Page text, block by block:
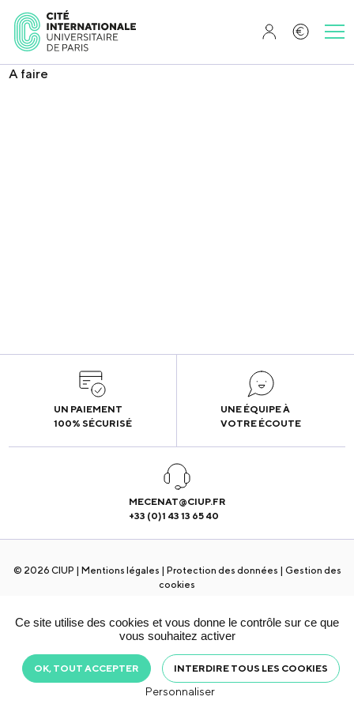
A faire
UN PAIEMENT
100% SÉCURISÉ
UNE ÉQUIPE À
VOTRE ÉCOUTE
MECENAT@CIUP.FR
+33 (0)1 43 13 65 40
© 2026 CIUP | Mentions légales | Protection des données | Gestion des
cookies
Ce site utilise des cookies et vous donne le contrôle sur ce que
vous souhaitez activer
OK, TOUT ACCEPTER INTERDIRE TOUS LES COOKIES
Personnaliser